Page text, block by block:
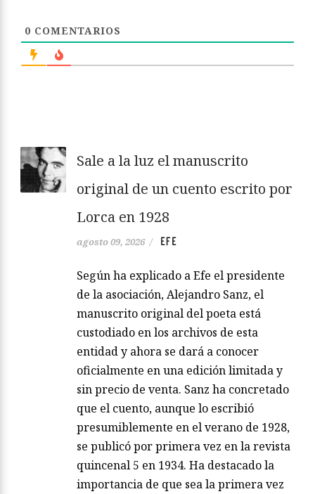
0 COMENTARIOS
Sale a la luz el manuscrito
original de un cuento escrito por
Lorca en 1928
agosto 09, 2026 / EFE
Según ha explicado a Efe el presidente
de la asociación, Alejandro Sanz, el
manuscrito original del poeta está
custodiado en los archivos de esta
entidad y ahora se dará a conocer
oficialmente en una edición limitada y
sin precio de venta. Sanz ha concretado
que el cuento, aunque lo escribió
presumiblemente en el verano de 1928,
se publicó por primera vez en la revista
quincenal 5 en 1934. Ha destacado la
importancia de que sea la primera vez